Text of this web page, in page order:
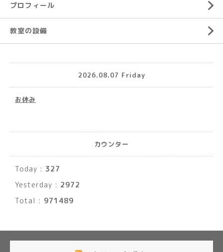
プロフィール
教室の設備
2026.08.07 Friday
お休み
カウンター
Today : 327
Yesterday : 2972
Total : 971489